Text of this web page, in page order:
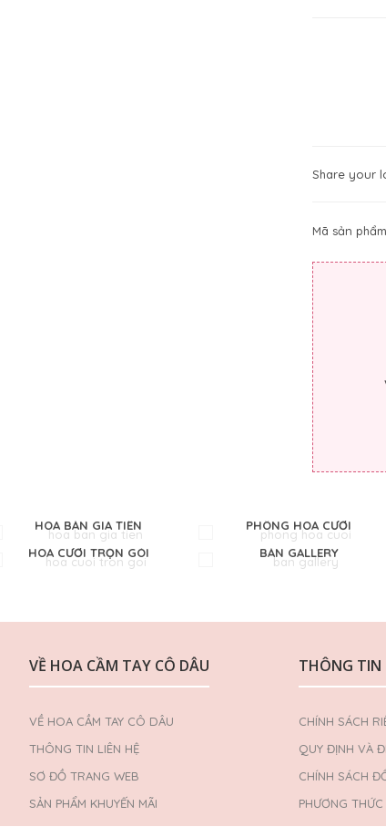
Share your
Mã sản
HOA BÀN GIA TIÊN PHÔNG HOA CƯỚI
HOA CƯỚI TRỌN GÓI BÀN GALLERY
VỀ HOA CẦM TAY CÔ DÂU
VỀ HOA CẦM TAY CÔ DÂU
THÔNG TIN LIÊN HỆ
SƠ ĐỒ TRANG WEB
SẢN PHẨM KHUYẾN MÃI
THÔNG TIN
CHÍNH SÁCH
QUY ĐỊNH VÀ
CHÍNH SÁCH
PHƯƠNG